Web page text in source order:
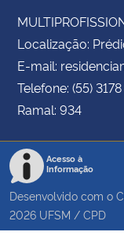
Localização:
E-mail:
Telefone: (55)
Ramal: 934
Acesso à
Informação
Desenvolvido com o
2026 UFSM / CPD